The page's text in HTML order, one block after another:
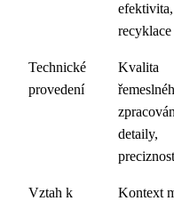
efektivita,
recyklace
Technické
provedení
Kvalita
detaily,
preciznost
Vztah k
Kontext